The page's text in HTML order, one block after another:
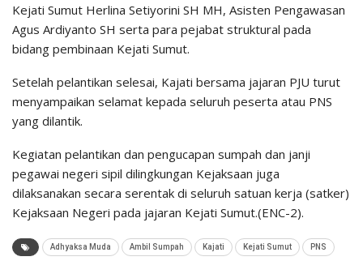
Kejati Sumut Herlina Setiyorini SH MH, Asisten Pengawasan
Agus Ardiyanto SH serta para pejabat struktural pada
bidang pembinaan Kejati Sumut.
Setelah pelantikan selesai, Kajati bersama jajaran PJU turut
menyampaikan selamat kepada seluruh peserta atau PNS
yang dilantik.
Kegiatan pelantikan dan pengucapan sumpah dan janji
pegawai negeri sipil dilingkungan Kejaksaan juga
dilaksanakan secara serentak di seluruh satuan kerja (satker)
Kejaksaan Negeri pada jajaran Kejati Sumut.(ENC-2).
Adhyaksa Muda Ambil Sumpah Kajati Kejati Sumut PNS